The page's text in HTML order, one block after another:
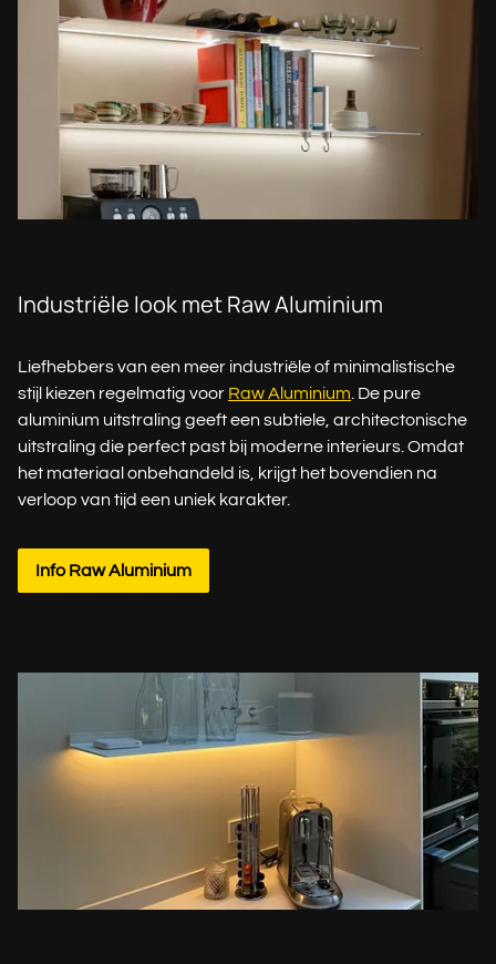
Industriële look met Raw Aluminium
Liefhebbers van een meer industriële of minimalistische
stijl kiezen regelmatig voor Raw Aluminium . De pure
aluminium uitstraling geeft een subtiele, architectonische
uitstraling die perfect past bij moderne interieurs. Omdat
het materiaal onbehandeld is, krijgt het bovendien na
verloop van tijd een uniek karakter.
Info Raw Aluminium